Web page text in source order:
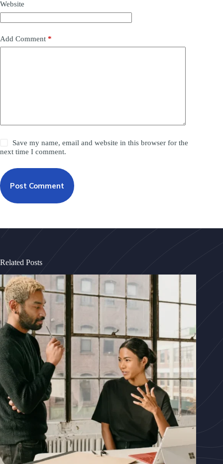
Website
Add Comment *
Save my name, email and website in this browser for the
next time I comment.
Post Comment
Related Posts